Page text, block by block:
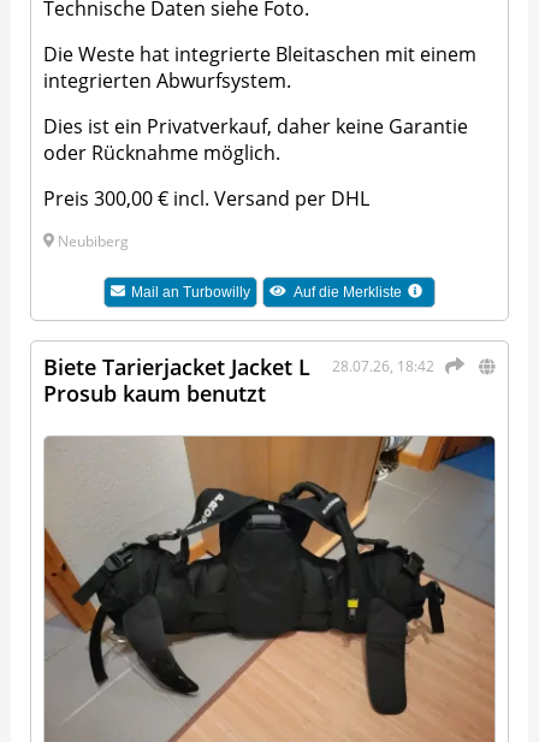
Technische Daten siehe Foto.
Die Weste hat integrierte Bleitaschen mit einem
integrierten Abwurfsystem.
Dies ist ein Privatverkauf, daher keine Garantie
oder Rücknahme möglich.
Preis 300,00 € incl. Versand per DHL
Neubiberg
Mail anTurbowilly Auf die Merkliste
28.07.26, 18:42
Biete Tarierjacket Jacket L
Prosub kaum benutzt